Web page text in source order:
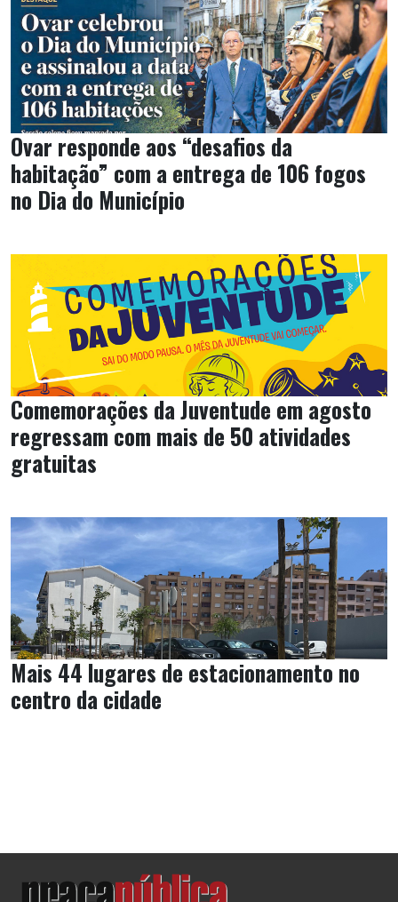
Ovar responde aos “desafios da
habitação” com a entrega de 106 fogos
no Dia do Município
Comemorações da Juventude em agosto
regressam com mais de 50 atividades
gratuitas
Mais 44 lugares de estacionamento no
centro da cidade